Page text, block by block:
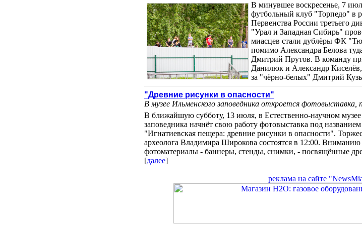
В минувшее воскресенье, 7
футбольный клуб "Торпедо" в
Первенства России третьего
"Урал и Западная Сибирь"
миасцев стали дублёры ФК
помимо Александра Белова
Дмитрий Прутов. В команду
Данилюк и Александр
за "чёрно-белых" Дмитрий
"Древние рисунки в опасности"
В музее Ильменского заповедника откроется фотовыставка,
В ближайшую субботу, 13 июля, в Естественно-научном
заповедника начнёт свою работу фотовыставка под названием
"Игнатиевская пещера: древние рисунки в опасности".
археолога Владимира Широкова состоятся в 12:00.
фотоматериалы - баннеры, стенды, снимки, - посвящённые
[далее]
реклама на сайте